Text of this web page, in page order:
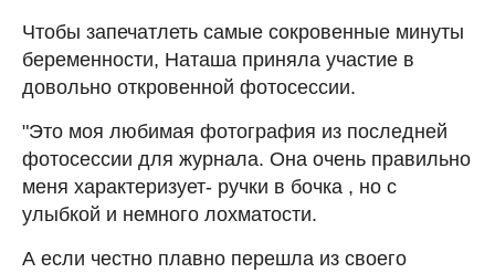
Чтобы запечатлеть самые сокровенные минуты
беременности, Наташа приняла участие в
довольно откровенной фотосессии.
"Это моя любимая фотография из последней
фотосессии для журнала. Она очень правильно
меня характеризует- ручки в бочка , но с
улыбкой и немного лохматости.
А если честно плавно перешла из своего